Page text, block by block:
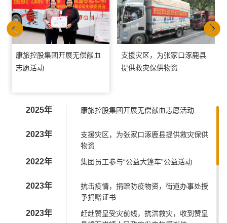
康旅控股集团开展无偿献血
志愿活动
支援灾区，为张家口涿鹿县
提供救灾保供物资
2025年 康旅控股集团开展无偿献血志愿活动
2023年
支援灾区，为张家口涿鹿县提供救灾保供
物资
2022年 集团员工参与“公益大篷车”公益活动
2023年
抗击疫情，捐赠防疫物资，街道办事处授
予捐赠证书
2023年
赶赴赞皇受灾前线，抗洪救灾，收到赞皇